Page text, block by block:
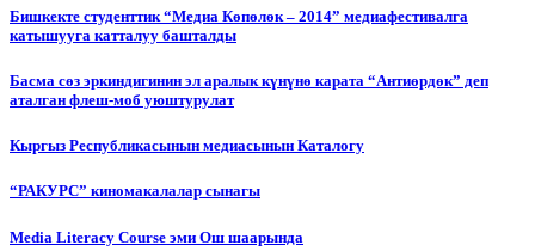
Бишкекте студенттик “Медиа Көпөлөк – 2014” медиафестивалга
катышууга катталуу башталды
Басма сөз эркиндигинин эл аралык күнүнө карата “Антиөрдөк” деп
аталган флеш-моб уюштурулат
Кыргыз Республикасынын медиасынын Каталогу
“РАКУРС” киномакалалар сынагы
Media Literacy Сourse эми Ош шаарында